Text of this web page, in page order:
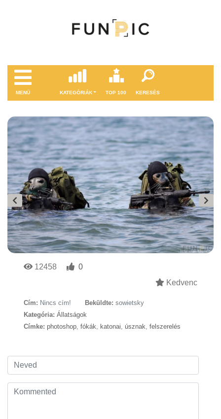
MENÜ KATEGÓRIÁK TOP 100 KERESÉS
12458
0
Kedvenc
Cím: Nincs cím! Beküldte: sowietsky
Kategória: Állatságok
Címke: photoshop, fókák, katonai, úsznak, felszerelés